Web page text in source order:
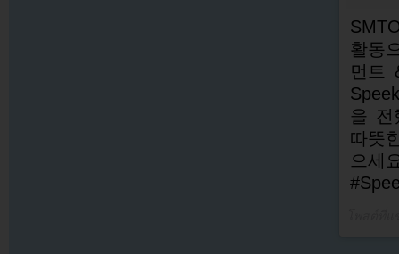
활동
먼트
을 전
따뜻
으세